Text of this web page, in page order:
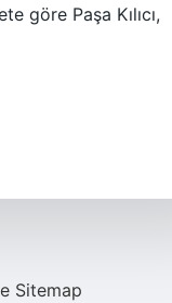
göre Paşa Kılıcı,
Sitemap